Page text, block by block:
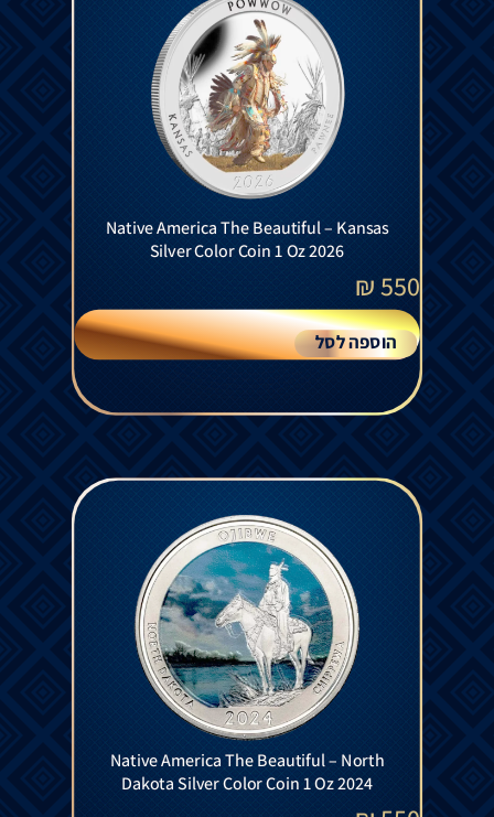
Native America The Beautiful – Kansas
Silver Color Coin 1 Oz 2026
550
₪
הוספה לסל
Native America The Beautiful – North
Dakota Silver Color Coin 1 Oz 2024